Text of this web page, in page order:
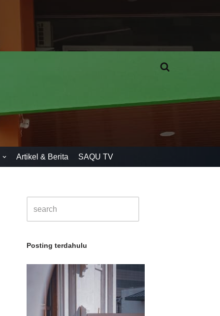
Artikel & Berita SAQU TV
Posting terdahulu